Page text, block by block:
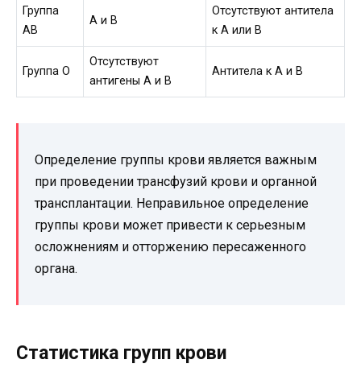
Группа
AB
A и B
Отсутствуют антитела
к А или В
Группа O
Отсутствуют
антигены A и B
Антитела к А и В
Определение группы крови является важным
при проведении трансфузий крови и органной
трансплантации. Неправильное определение
группы крови может привести к серьезным
осложнениям и отторжению пересаженного
органа.
Статистика групп крови